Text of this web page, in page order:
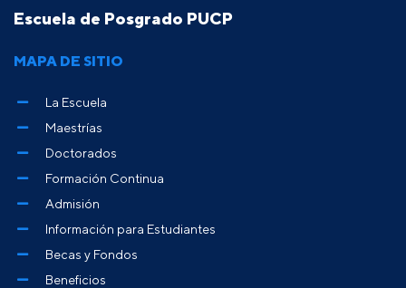
Escuela de Posgrado PUCP
MAPA DE SITIO
La Escuela
Maestrías
Doctorados
Formación Continua
Admisión
Información para Estudiantes
Becas y Fondos
Beneficios